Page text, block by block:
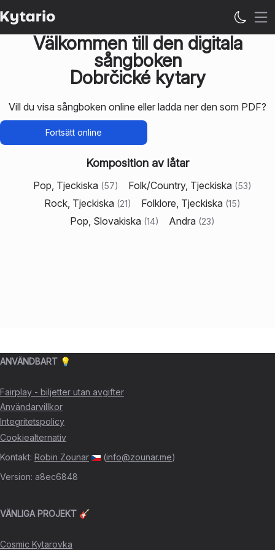
Välkommen till den digitala
sångboken
Dobrčické kytary
Vill du visa sångboken online eller ladda ner den som PDF?
Fortsätt online
Komposition av låtar
Pop, Tjeckiska (57) Folk/Country, Tjeckiska (53)
Rock, Tjeckiska (21) Folklore, Tjeckiska (15)
Pop, Slovakiska (14) Andra (23)
ANVÄNDBART 💡
Fairplay - biljetter utan avgifter
Användarvillkor
Integritetspolicy
Cookiealternativ
Kontakt: Robin Zounar (info@zounar.me)
Version: a8ec6848
VÄNLIGA PROJEKT 🎸
Cosmic Kytarovka